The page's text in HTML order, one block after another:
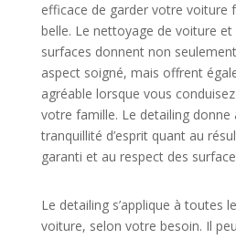
efficace de garder votre voiture
belle. Le nettoyage de voiture
surfaces donnent non
aspect soigné, mais offrent
agréable lorsque vous
votre famille. Le detailing donne
tranquillité d’esprit quant au
garanti et au respect des
Le detailing s’applique à toutes
voiture, selon votre besoin. Il